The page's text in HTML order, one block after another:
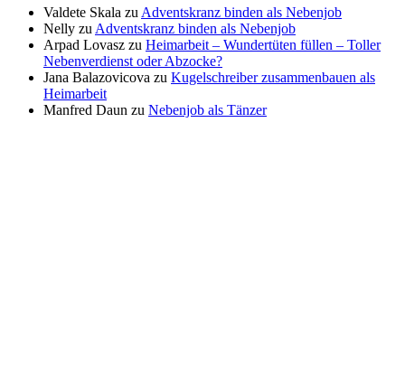
Valdete Skala zu Adventskranz binden als Nebenjob
Nelly zu Adventskranz binden als Nebenjob
Arpad Lovasz zu Heimarbeit – Wundertüten füllen – Toller
Nebenverdienst oder Abzocke?
Jana Balazovicova zu Kugelschreiber zusammenbauen als
Heimarbeit
Manfred Daun zu Nebenjob als Tänzer